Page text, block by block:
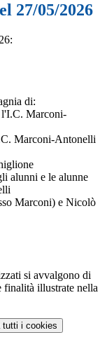
27/05/2026
di:
l'I.C. Marconi-
Marconi-Antonelli
alunni e le alunne
Marconi) e Nicolò
si avvalgono di
finalità illustrate nella
tutti i cookies